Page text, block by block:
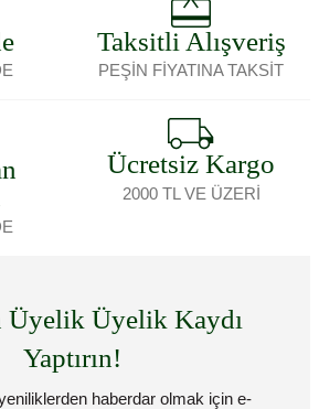
Taksitli Alışveriş
PEŞİN FİYATINA TAKSİT
Ücretsiz Kargo
2000 TL VE ÜZERİ
Üyelik Üyelik Kaydı
Yaptırın!
haberdar olmak için e-